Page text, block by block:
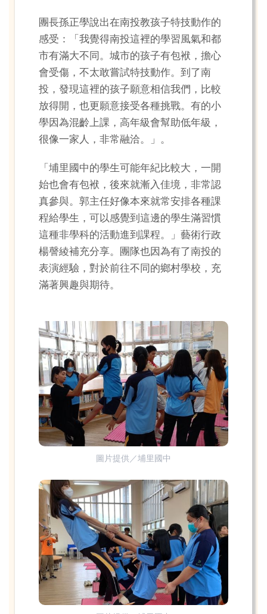
團長孫正學說出在南投教孩子特技動作的
感受：「我覺得南投這裡的學習風氣和都
市有滿大不同。城市的孩子有包袱，擔心
會受傷，不太敢嘗試特技動作。到了南
投，發現這裡的孩子願意相信我們，比較
放得開，也更願意接受各種挑戰。有的小
學因為混齡上課，高年級會幫助低年級，
很像一家人，非常融洽。」。
「埔里國中的學生可能年紀比較大，一開
始也會有包袱，後來就漸入佳境，非常認
真參與。郭主任好像本來就常安排各種課
程給學生，可以感覺到這邊的學生滿習慣
這種非學科的活動進到課程。」藝術行政
楊謦綾補充分享。團隊也因為有了南投的
表演經驗，對於前往不同的鄉村學校，充
滿著興趣與期待。
圖片提供／埔里國中